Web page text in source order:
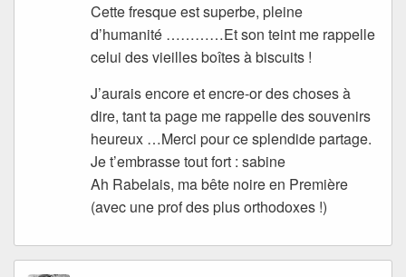
Cette fresque est superbe, pleine
d’humanité …………Et son teint me rappelle
celui des vieilles boîtes à biscuits !
J’aurais encore et encre-or des choses à
dire, tant ta page me rappelle des souvenirs
heureux …Merci pour ce splendide partage.
Je t’embrasse tout fort : sabine
Ah Rabelais, ma bête noire en Première
(avec une prof des plus orthodoxes !)